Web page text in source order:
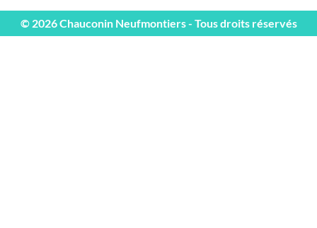
© 2026 Chauconin Neufmontiers - Tous droits réservés